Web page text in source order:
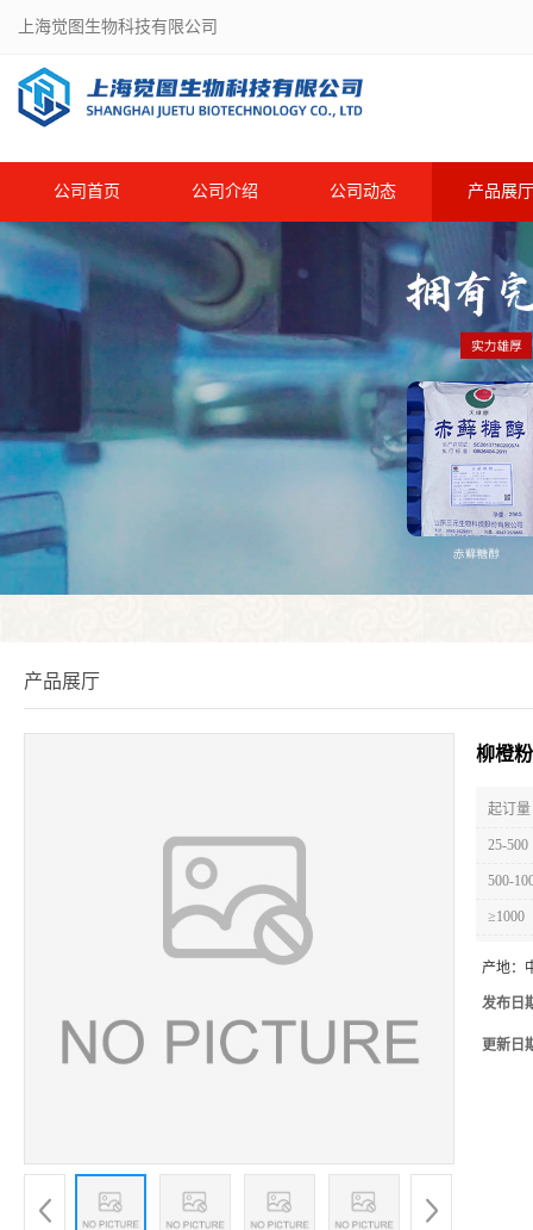
上海觉图生物科技有限公司
公司首页 公司介绍 公司动态 产品展厅
产品展厅
柳橙
起订
25-500
500-
≥1000
产地：
发布日
更新日